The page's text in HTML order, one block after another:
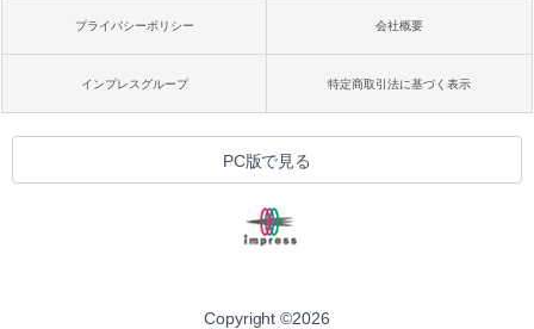
プライバシーポリシー 会社概要
インプレスグループ 特定商取引法に基づく表示
PC版で見る
Copyright ©2026